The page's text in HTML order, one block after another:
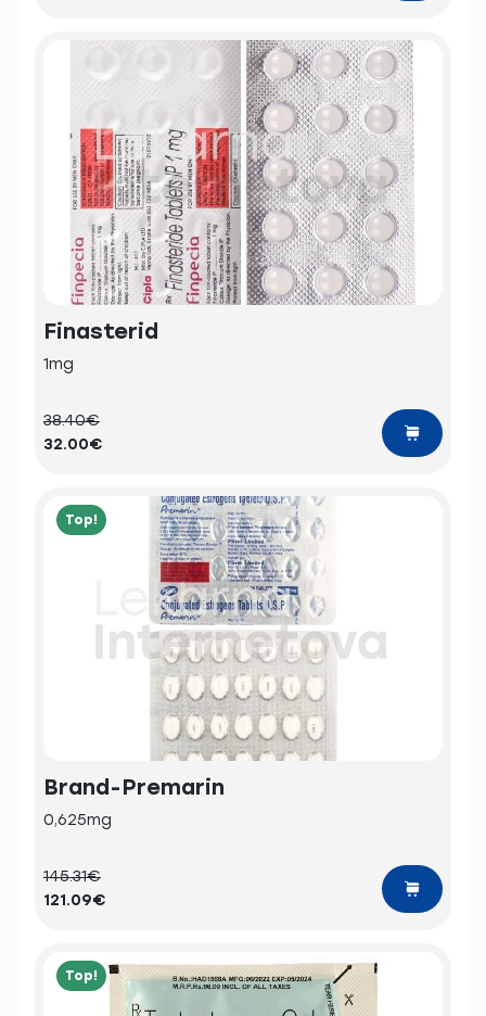
Finasterid
1mg
38.40€
32.00€
Top!
Brand-Premarin
0,625mg
145.31€
121.09€
Top!